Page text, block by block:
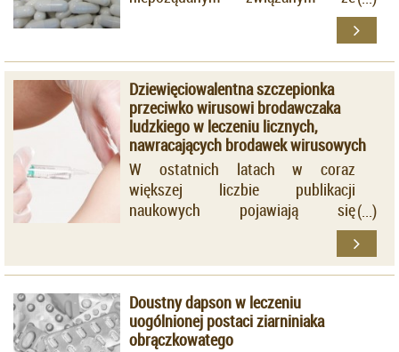
Dziewięciowalentna szczepionka
przeciwko wirusowi brodawczaka
ludzkiego w leczeniu licznych,
nawracających brodawek wirusowych
W ostatnich latach w coraz
większej liczbie publikacji
naukowych pojawiają się
doniesienia na temat terapii
brodawek wirusowych z
wykorzystaniem szczepionki
przeciwko HPV.
Doustny dapson w leczeniu
uogólnionej postaci ziarniniaka
obrączkowatego